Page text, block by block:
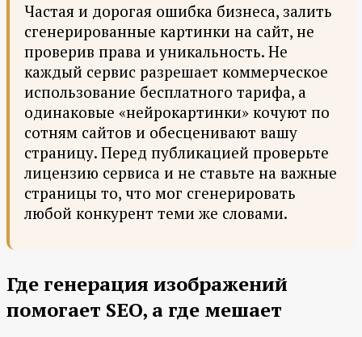
Частая и дорогая ошибка бизнеса, залить
сгенерированные картинки на сайт, не
проверив права и уникальность. Не
каждый сервис разрешает коммерческое
использование бесплатного тарифа, а
одинаковые «нейрокартинки» кочуют по
сотням сайтов и обесценивают вашу
страницу. Перед публикацией проверьте
лицензию сервиса и не ставьте на важные
страницы то, что мог сгенерировать
любой конкурент теми же словами.
Где генерация изображений
помогает SEO, а где мешает